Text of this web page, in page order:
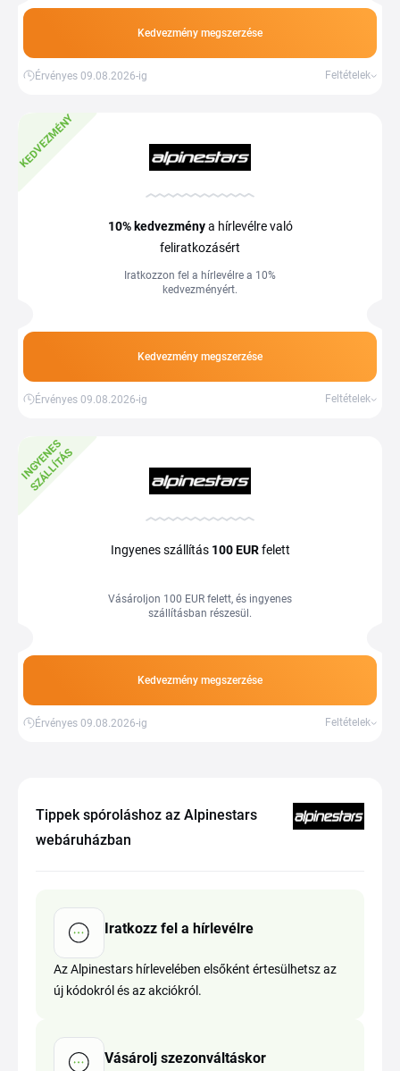
Kedvezmény megszerzése
Érvényes 09.08.2026-ig Feltételek
KEDVEZMÉNY
10% kedvezménya hírlevélre való
feliratkozásért
Iratkozzon fel a hírlevélre a 10%
kedvezményért.
Kedvezmény megszerzése
Érvényes 09.08.2026-ig Feltételek
I
N
G
Y
E
N
E
S
S
Z
Á
L
L
Í
T
Á
S
Ingyenes szállítás 100 EURfelett
Vásároljon 100 EUR felett, és ingyenes
szállításban részesül.
Kedvezmény megszerzése
Érvényes 09.08.2026-ig Feltételek
Tippek spóroláshoz az Alpinestars
webáruházban
Iratkozz fel a hírlevélre
Az Alpinestars hírlevelében elsőként értesülhetsz az
új kódokról és az akciókról.
Vásárolj szezonváltáskor